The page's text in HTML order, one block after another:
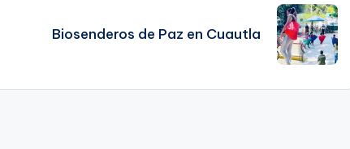
Biosenderos de Paz en Cuautla